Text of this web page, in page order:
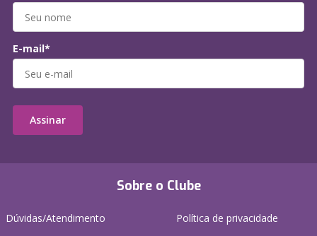
Sobre o Clube
Dúvidas/Atendimento
Política de privacidade
E-mail*
Assinar